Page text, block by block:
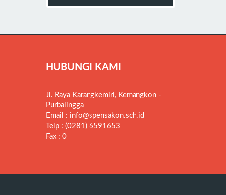
HUBUNGI KAMI
Jl. Raya Karangkemiri, Kemangkon -
Purbalingga
Email : info@spensakon.sch.id
Telp : (0281) 6591653
Fax : 0